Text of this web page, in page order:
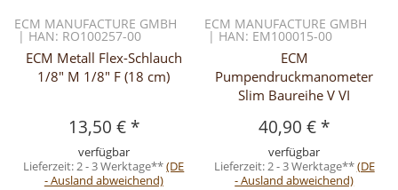
ECM MANUFACTURE GMBH
| HAN: RO100257-00
ECM Metall Flex-Schlauch
1/8" M 1/8" F (18 cm)
13,50 € *
verfügbar
Lieferzeit:2 - 3 Werktage**(DE
- Ausland abweichend)
ECM MANUFACTURE GMBH
| HAN: EM100015-00
ECM
Pumpendruckmanometer
Slim Baureihe V VI
40,90 € *
verfügbar
Lieferzeit:2 - 3 Werktage**(DE
- Ausland abweichend)